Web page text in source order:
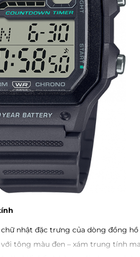
nhật đặc trưng của dòng đồng
tông màu đen – xám trung tính